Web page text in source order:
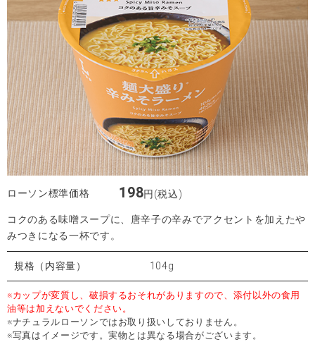
ローソン標準価格 198円(税込)
コクのある味噌スープに、唐辛子の辛みでアクセントを加えたや
みつきになる一杯です。
規格（内容量） 104g
※カップが変質し、破損するおそれがありますので、添付以外の食用
油等は加えないでください。
※ナチュラルローソンではお取り扱いしておりません。
※写真はイメージです。実物とは異なる場合がございます。